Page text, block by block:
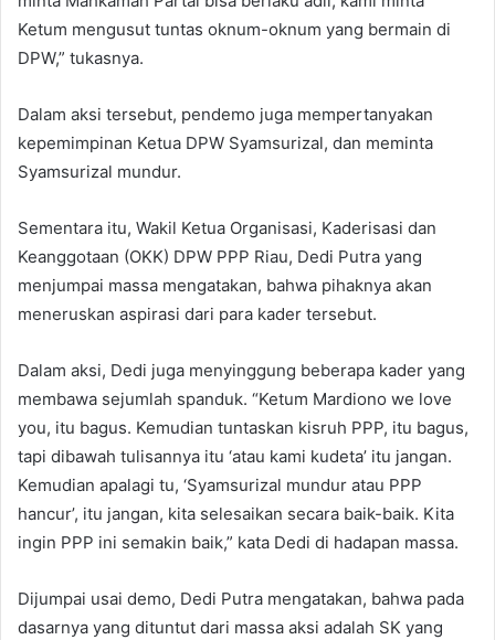
Ketum mengusut tuntas oknum-oknum yang bermain di
DPW,” tukasnya.
Dalam aksi tersebut, pendemo juga mempertanyakan
kepemimpinan Ketua DPW Syamsurizal, dan meminta
Syamsurizal mundur.
Sementara itu, Wakil Ketua Organisasi, Kaderisasi dan
Keanggotaan (OKK) DPW PPP Riau, Dedi Putra yang
menjumpai massa mengatakan, bahwa pihaknya akan
meneruskan aspirasi dari para kader tersebut.
Dalam aksi, Dedi juga menyinggung beberapa kader yang
membawa sejumlah spanduk. “Ketum Mardiono we love
you, itu bagus. Kemudian tuntaskan kisruh PPP, itu bagus,
tapi dibawah tulisannya itu ‘atau kami kudeta’ itu jangan.
Kemudian apalagi tu, ‘Syamsurizal mundur atau PPP
hancur’, itu jangan, kita selesaikan secara baik-baik. Kita
ingin PPP ini semakin baik,” kata Dedi di hadapan massa.
Dijumpai usai demo, Dedi Putra mengatakan, bahwa pada
dasarnya yang dituntut dari massa aksi adalah SK yang